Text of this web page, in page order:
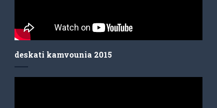
deskati kamvounia 2015